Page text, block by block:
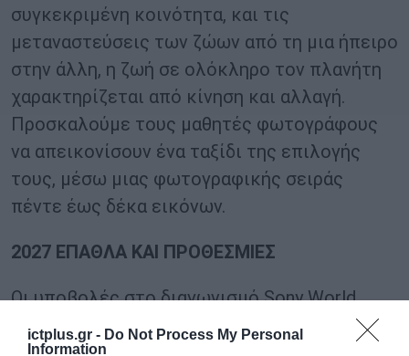
ictplus.gr - Do Not Process My Personal
Information
συγκεκριμένη κοινότητα, και τις
μεταναστεύσεις των ζώων από τη μια ήπειρο
στην άλλη, η ζωή σε ολόκληρο τον πλανήτη
χαρακτηρίζεται από κίνηση και αλλαγή.
Προσκαλούμε τους μαθητές φωτογράφους
να απεικονίσουν ένα ταξίδι της επιλογής
τους, μέσω μιας φωτογραφικής σειράς
πέντε έως δέκα εικόνων.
2027 ΕΠΑΘΛΑ ΚΑΙ ΠΡΟΘΕΣΜΙΕΣ
Οι υποβολές στο διαγωνισμό Sony World
Photography Awards ξεκίνησαν την 1η Ιουνίου